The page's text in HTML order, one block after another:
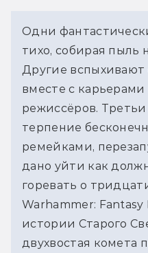
Одни
тихо, собирая пыль
Другие вспыхивают
вместе с
режиссёров.
терпение
ремейками,
дано уйти как
горевать о
Warhammer:
истории Старого
двухвостая комета